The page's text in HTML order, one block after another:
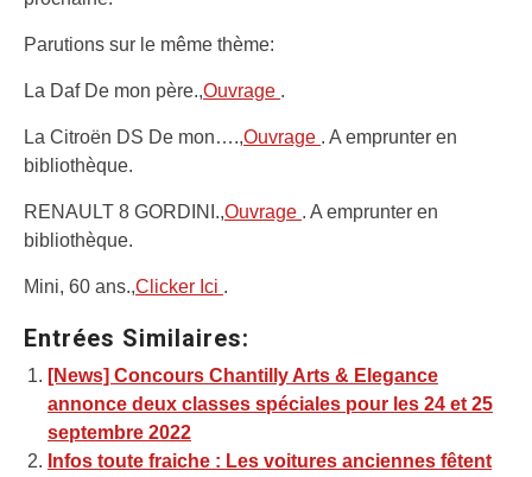
Parutions sur le même thème:
La Daf De mon père.,Ouvrage .
La Citroën DS De mon….,Ouvrage . A emprunter en
bibliothèque.
RENAULT 8 GORDINI.,Ouvrage . A emprunter en
bibliothèque.
Mini, 60 ans.,Clicker Ici .
Entrées Similaires:
[News] Concours Chantilly Arts & Elegance
annonce deux classes spéciales pour les 24 et 25
septembre 2022
Infos toute fraiche : Les voitures anciennes fêtent